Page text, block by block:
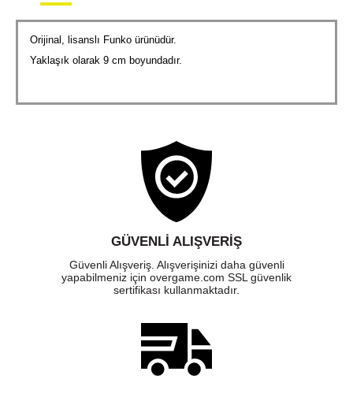
Orijinal, lisanslı Funko ürünüdür.
Yaklaşık olarak 9 cm boyundadır.
GÜVENLI ALIŞVERIŞ
Güvenli Alışveriş. Alışverişinizi daha güvenli
yapabilmeniz için overgame.com SSL güvenlik
sertifikası kullanmaktadır.